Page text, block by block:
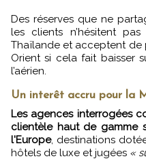
Des réserves que ne
les clients n’hésitent
Thaïlande et acceptent de
Orient si cela fait baisser
l’aérien.
Un interêt accru pour la
Les agences interrogées constatent aussi un report de la
clientèle haut de gamme
l'Europe, destinations
hôtels de luxe et jugées «